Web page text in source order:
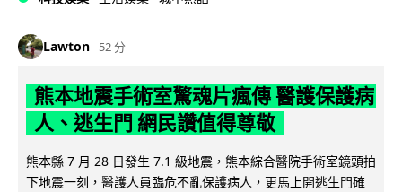
Lawton 52 分
熊本地震手術室驚魂片瘋傳 醫護保護病
人、逃生門 網民讚值得尊敬
熊本縣 7 月 28 日發生 7.1 級地震，熊本綜合醫院手術室鏡頭拍
下地震一刻，醫護人員臨危不亂保護病人，更馬上開逃生門確